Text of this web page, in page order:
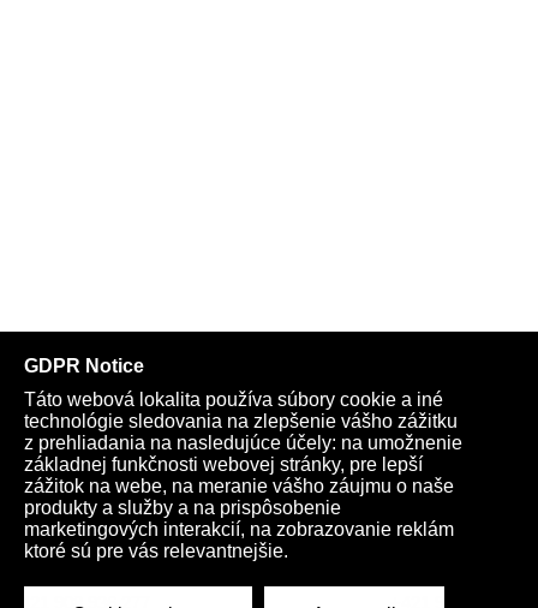
Telegram Youtube Facebook
Archív
Obchod
TV Kardio Podporte nás
Všeobecné podmienky
+421 908 936 277
+421 950 661 116